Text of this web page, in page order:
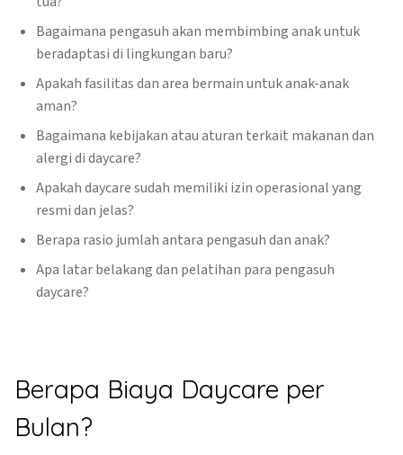
Bagaimana pengasuh akan membimbing anak untuk
beradaptasi di lingkungan baru?
Apakah fasilitas dan area bermain untuk anak-anak
aman?
Bagaimana kebijakan atau aturan terkait makanan dan
alergi di daycare?
Apakah daycare sudah memiliki izin operasional yang
resmi dan jelas?
Berapa rasio jumlah antara pengasuh dan anak?
Apa latar belakang dan pelatihan para pengasuh
daycare?
Berapa Biaya Daycare per
Bulan?